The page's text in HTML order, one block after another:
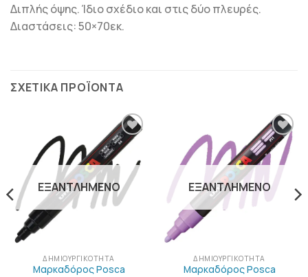
Διπλής όψης. Ίδιο σχέδιο και στις δύο πλευρές.
Διαστάσεις: 50×70εκ.
ΣΧΕΤΙΚΆ ΠΡΟΪΌΝΤΑ
ΠΡΟΣΘΉΚΗ
ΣΤΗΝ
ΛΊΣΤΑ
ΕΠΙΘΥΜΙΏΝ
ΕΞΑΝΤΛΗΜΈΝΟ
ΔΗΜΙΟΥΡΓΙΚΌΤΗΤΑ
Μαρκαδόρος Posca
ΠΡΟΣΘΉΚΗ
ΣΤΗΝ
ΛΊΣΤΑ
ΕΠΙΘΥΜΙΏΝ
ΕΞΑΝΤΛΗΜΈΝΟ
ΔΗΜΙΟΥΡΓΙΚΌΤΗΤΑ
Μαρκαδόρος Posca